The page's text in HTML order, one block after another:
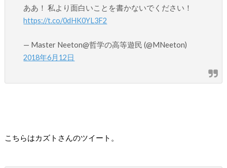
ああ！ 私より面白いことを書かないでください！
https://t.co/0dHK0YL3F2
— Master Neeton@哲学の高等遊民 (@MNeeton)
2018年6月12日
こちらはカズトさんのツイート。